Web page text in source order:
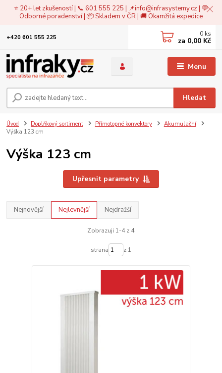
⭐ 20+ let zkušeností | 📞 601 555 225 | 📌info@infrasystemy.cz| 💬
Odborné poradenství | 📦 Skladem v ČR | 🚚 Okamžitá expedice
Menu
Hledat
+420 601 555 225 0 ks
za 0,00 Kč
Úvod Doplňkový sortiment Přímotopné konvektory
Akumulační
Výška 123 cm
Výška 123 cm
Upřesnit parametry
Nejnovější Nejlevnější Nejdražší
Zobrazuji 1-4 z 4
strana z 1